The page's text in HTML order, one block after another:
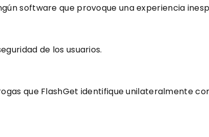
software que provoque una experiencia
de los usuarios.
que FlashGet identifique unilateralmente